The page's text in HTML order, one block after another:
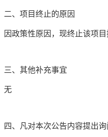
二、项目终止的原因
因政策性原因 ，现终止该项目
三、其他补充事宜
无
四、凡对本次公告内容提出询